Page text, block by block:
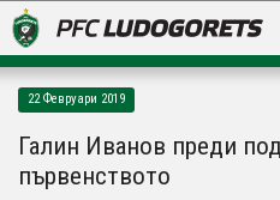
LUDOGORETS TV
НА ТЕРЕНА
22 Февруари 2019
Галин Иванов преди
първенството